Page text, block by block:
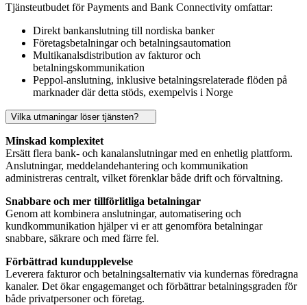
Tjänsteutbudet för Payments and Bank Connectivity omfattar:
Direkt bankanslutning till nordiska banker
Företagsbetalningar och betalningsautomation
Multikanalsdistribution av fakturor och
betalningskommunikation
Peppol-anslutning, inklusive betalningsrelaterade flöden på
marknader där detta stöds, exempelvis i Norge
Vilka utmaningar löser tjänsten?
Minskad komplexitet
Ersätt flera bank- och kanalanslutningar med en enhetlig plattform.
Anslutningar, meddelandehantering och kommunikation
administreras centralt, vilket förenklar både drift och förvaltning.
Snabbare och mer tillförlitliga betalningar
Genom att kombinera anslutningar, automatisering och
kundkommunikation hjälper vi er att genomföra betalningar
snabbare, säkrare och med färre fel.
Förbättrad kundupplevelse
Leverera fakturor och betalningsalternativ via kundernas föredragna
kanaler. Det ökar engagemanget och förbättrar betalningsgraden för
både privatpersoner och företag.